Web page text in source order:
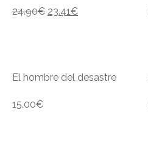
24.90€ 23.41€
El hombre del desastre
15.00€